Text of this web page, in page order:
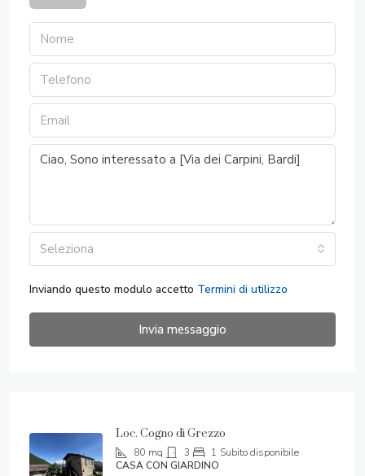
Seleziona
Inviando questo modulo accetto Termini di utilizzo
Invia messaggio
Loc. Cogno di Grezzo
80 mq 3 1 Subito disponibile
CASA CON GIARDINO